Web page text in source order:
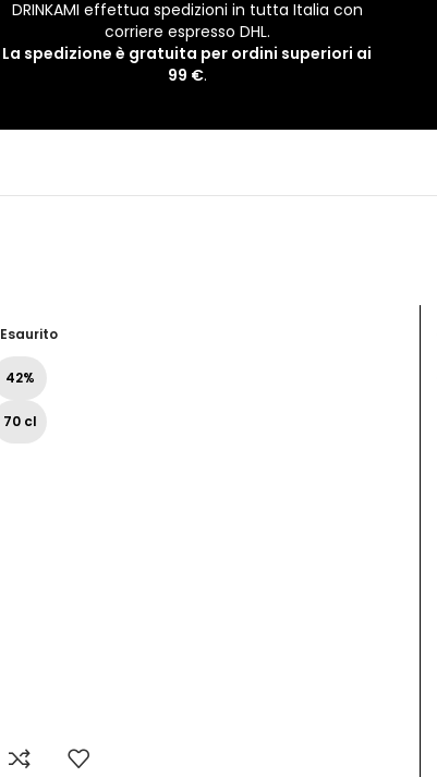
DRINKAMI effettua spedizioni in tutta Italia con
corriere espresso DHL.
La spedizione è gratuita per ordini superiori ai
99 €.
Esaurito
42%
70 cl